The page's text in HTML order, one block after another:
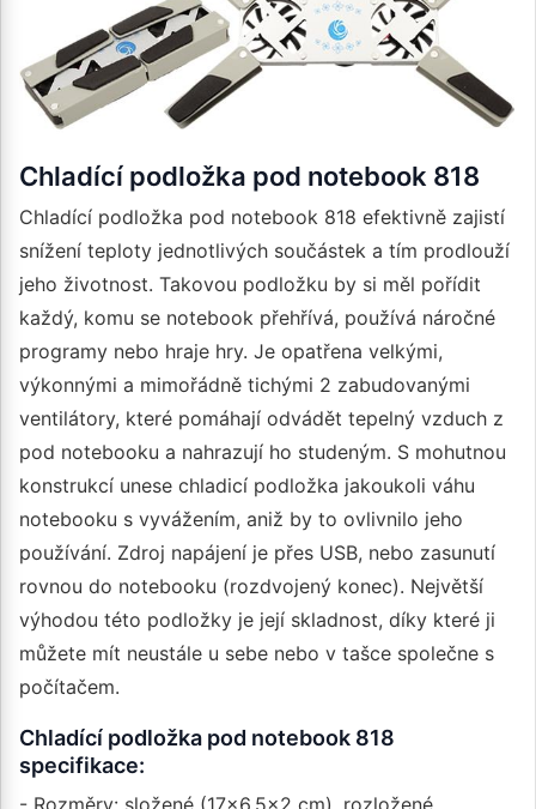
Chladící podložka pod notebook 818
Chladící podložka pod notebook 818 efektivně zajistí
snížení teploty jednotlivých součástek a tím prodlouží
jeho životnost. Takovou podložku by si měl pořídit
každý, komu se notebook přehřívá, používá náročné
programy nebo hraje hry. Je opatřena velkými,
výkonnými a mimořádně tichými 2 zabudovanými
ventilátory, které pomáhají odvádět tepelný vzduch z
pod notebooku a nahrazují ho studeným. S mohutnou
konstrukcí unese chladicí podložka jakoukoli váhu
notebooku s vyvážením, aniž by to ovlivnilo jeho
používání. Zdroj napájení je přes USB, nebo zasunutí
rovnou do notebooku (rozdvojený konec). Největší
výhodou této podložky je její skladnost, díky které ji
můžete mít neustále u sebe nebo v tašce společne s
počítačem.
Chladící podložka pod notebook 818
specifikace: